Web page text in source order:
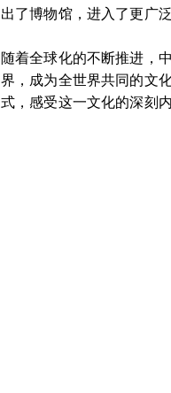
出了博物馆，进入了更广泛
随着全球化的不断推进，
界，成为全世界共同的文
式，感受这一文化的深刻内